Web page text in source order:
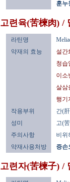
훈누
고련육(苦楝肉) /
라틴명
약재의 효능
설간
청습
이소
살삼
행기
작용부위
간(
성미
고(
주의사항
비위
약재사용처방
증손
고련자(苦楝子) /